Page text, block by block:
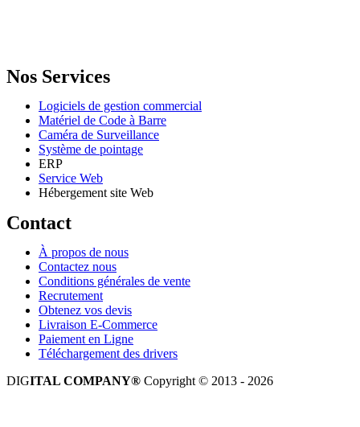
Nos Services
Logiciels de gestion commercial
Matériel de Code à Barre
Caméra de Surveillance
Système de pointage
ERP
Service Web
Hébergement site Web
Contact
À propos de nous
Contactez nous
Conditions générales de vente
Recrutement
Obtenez vos devis
Livraison E-Commerce
Paiement en Ligne
Téléchargement des drivers
DIGITAL COMPANY® Copyright © 2013 - 2026